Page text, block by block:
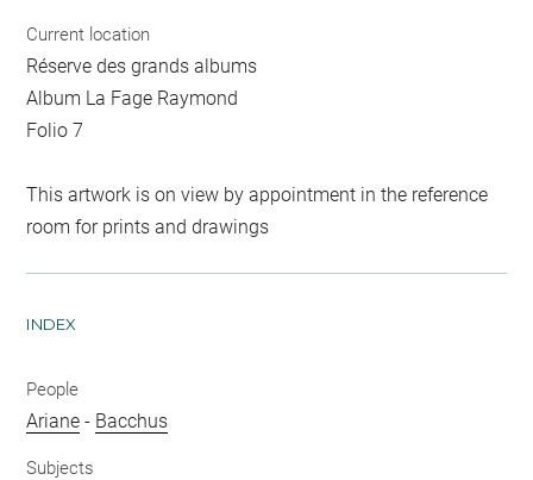
Current location
Réserve des grands albums
Album La Fage Raymond
Folio 7
This artwork is on view by appointment in the reference
room for prints and drawings
INDEX
People
Ariane - Bacchus
Subjects